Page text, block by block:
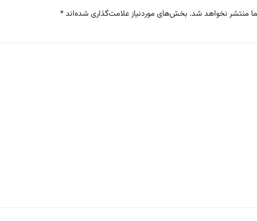
منتشر نخواهد شد. بخش‌های موردنیاز علامت‌گذاری شده‌اند*